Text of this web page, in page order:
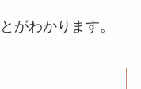
がわかります。